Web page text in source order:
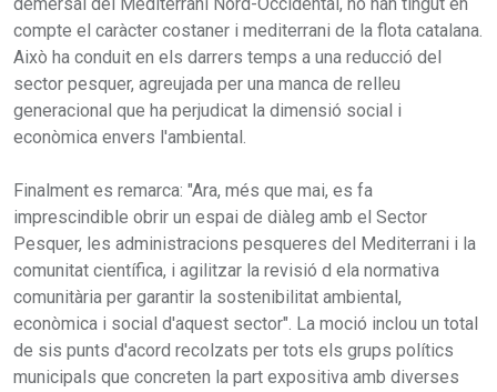
compte el caràcter costaner i mediterrani de la flota catalana.
Això ha conduit en els darrers temps a una reducció del
sector pesquer, agreujada per una manca de relleu
generacional que ha perjudicat la dimensió social i
econòmica envers l'ambiental.
Finalment es remarca: "Ara, més que mai, es fa
imprescindible obrir un espai de diàleg amb el Sector
Pesquer, les administracions pesqueres del Mediterrani i la
comunitat científica, i agilitzar la revisió d ela normativa
comunitària per garantir la sostenibilitat ambiental,
econòmica i social d'aquest sector". La moció inclou un total
de sis punts d'acord recolzats per tots els grups polítics
municipals que concreten la part expositiva amb diverses